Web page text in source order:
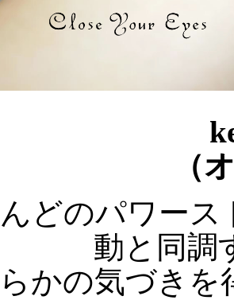
（
どのパワー
動と同調
かの気づきを